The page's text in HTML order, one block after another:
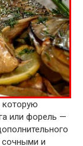
или форель —
сочными и